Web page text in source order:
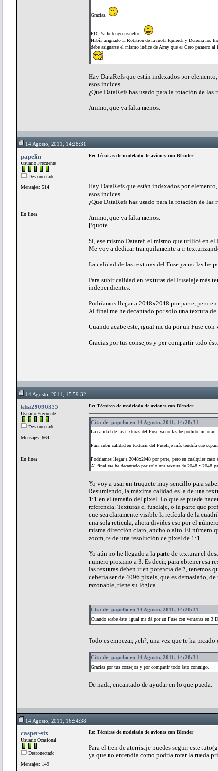
Gracias.
PD: Ya lo tengo resuelto.
Había asignado al Rotation de la rueda Iquierda y Derecha los
debe asignarse el mismo índice de Array que es Cero patatero
Hay DataRefs que están indexados por
esos indices.
¿Que DataRefs has usado para la rotación de las
Ánimo, que ya falta menos.
14 Agosto, 2011, 14:28:31
papelin
Usuario Frecuente
Desconectado
Mensajes: 514
En línea
Re: Técnicas de modelado de aviones con Blender
Hay DataRefs que están indexados por
esos indices.
¿Que DataRefs has usado para la rotación de las
Ánimo, que ya falta menos.
[/quote]
Sí, ese mismo Dataref, el mismo que utilicé en el
Me voy a dedicar tranquilamente a ir
La calidad de las texturas del Fuse ya no las he
Para subir calidad en texturas del Fuselaje más
independientes.
Podríamos llegar a 2048x2048 por parte, pero
Al final me he decantado por solo una textura
Cuando acabe éste, igual me dá por un Fuse
Gracias por tus consejos y por compartir todo
14 Agosto, 2011, 15:59:32
kha29096335
Usuario Frecuente
Desconectado
Mensajes: 664
En línea
Re: Técnicas de modelado de aviones con Blender
Cita de: papelin en 14 Agosto, 2011, 14:28:31
La calidad de las texturas del Fuse ya no las he podido mejorar.
Para subir calidad en texturas del Fuselaje más tendría que
Podríamos llegar a 2048x2048 por parte, pero en cualquier
Al final me he decantado por solo una textura de 2048 x 2048
Yo voy a usar un truquete muy sencillo para
Resumiendo, la máxima calidad es la de una
1:1 en el tamaño del pixel. Lo que se puede
referencia. Texturas el fuselaje, o la parte que
que sea claramente visible la retícula de la
una sola reticula, ahora divides eso por el
misma dirección claro, ancho o alto. El número
zoom, te de una resolución de pixel de 1:1.
Yo aún no he llegado a la parte de texturar el
numero proximo a 3. Es decir, para obtener esa
las texturas deben ir en potencia de 2, tenemos
debería ser de 4096 pixels, que es demasiado,
razonable, tiene su lógica.
Cita de: papelin en 14 Agosto, 2011, 14:28:31
Cuando acabe éste, igual me dá por un Fuse con ventanas en
Todo es empezar, ¿eh?, una vez que te ha
Cita de: papelin en 14 Agosto, 2011, 14:28:31
Gracias por tus consejos y por compartir todo ésto conmigo.
De nada, encantado de ayudar en lo que pueda.
14 Agosto, 2011, 16:54:38
casper-six
Usuario Ocasional
Desconectado
Mensajes: 149
Re: Técnicas de modelado de aviones con Blender
Para el tren de aterrisaje puedes seguir este
ya que no entendía como podría rotar la rueda